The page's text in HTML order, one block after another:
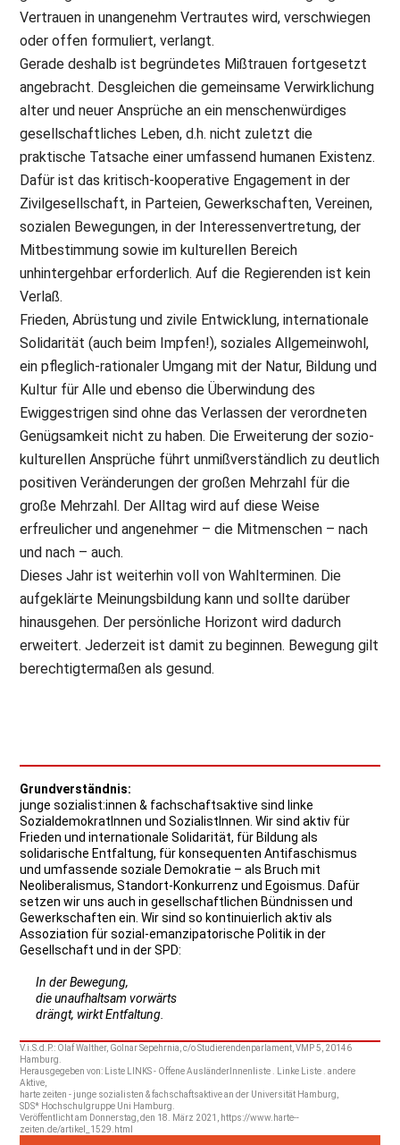
Vertrauen in unangenehm Vertrautes wird, verschwiegen
oder offen formuliert, verlangt.
Gerade deshalb ist begründetes Mißtrauen fortgesetzt
angebracht. Desgleichen die gemeinsame Verwirklichung
alter und neuer Ansprüche an ein menschenwürdiges
gesellschaftliches Leben, d.h. nicht zuletzt die
praktische Tatsache einer umfassend humanen Existenz.
Dafür ist das kritisch-kooperative Engagement in der
Zivilgesellschaft, in Parteien, Gewerkschaften, Vereinen,
sozialen Bewegungen, in der Interessenvertretung, der
Mitbestimmung sowie im kulturellen Bereich
unhintergehbar erforderlich. Auf die Regierenden ist kein
Verlaß.
Frieden, Abrüstung und zivile Entwicklung, internationale
Solidarität (auch beim Impfen!), soziales Allgemeinwohl,
ein pfleglich-rationaler Umgang mit der Natur, Bildung und
Kultur für Alle und ebenso die Überwindung des
Ewiggestrigen sind ohne das Verlassen der verordneten
Genügsamkeit nicht zu haben. Die Erweiterung der sozio-
kulturellen Ansprüche führt unmißverständlich zu deutlich
positiven Veränderungen der großen Mehrzahl für die
große Mehrzahl. Der Alltag wird auf diese Weise
erfreulicher und angenehmer – die Mitmenschen – nach
und nach – auch.
Dieses Jahr ist weiterhin voll von Wahlterminen. Die
aufgeklärte Meinungsbildung kann und sollte darüber
hinausgehen. Der persönliche Horizont wird dadurch
erweitert. Jederzeit ist damit zu beginnen. Bewegung gilt
berechtigtermaßen als gesund.
Grundverständnis:
junge sozialist:innen & fachschaftsaktive sind linke
SozialdemokratInnen und SozialistInnen. Wir sind aktiv für
Frieden und internationale Solidarität, für Bildung als
solidarische Entfaltung, für konsequenten Antifaschismus
und umfassende soziale Demokratie – als Bruch mit
Neoliberalismus, Standort-Konkurrenz und Egoismus. Dafür
setzen wir uns auch in gesellschaftlichen Bündnissen und
Gewerkschaften ein. Wir sind so kontinuierlich aktiv als
Assoziation für sozial-emanzipatorische Politik in der
Gesellschaft und in der SPD:
In der Bewegung,
die unaufhaltsam vorwärts
drängt, wirkt Entfaltung.
V.i.S.d.P.: Olaf Walther, Golnar Sepehrnia, c/o Studierendenparlament, VMP 5, 20146
Hamburg.
Herausgegeben von: Liste LINKS - Offene AusländerInnenliste . Linke Liste . andere
Aktive,
harte zeiten - junge sozialisten & fachschaftsaktive an der Universität Hamburg,
SDS* Hochschulgruppe Uni Hamburg.
Veröffentlicht am Donnerstag, den 18. März 2021, https://www.harte--
zeiten.de/artikel_1529.html